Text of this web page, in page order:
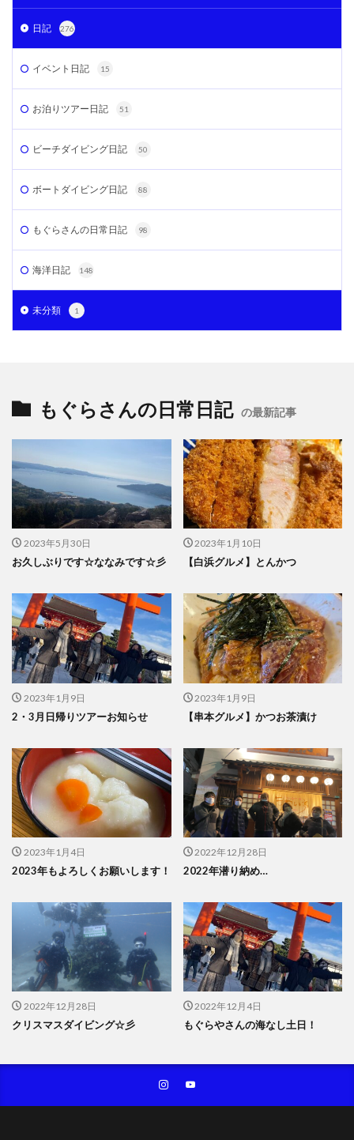
日記 276
イベント日記 15
お泊りツアー日記 51
ビーチダイビング日記 50
ボートダイビング日記 88
もぐらさんの日常日記 98
海洋日記 148
未分類 1
もぐらさんの日常日記 の最新記事
2023年5月30日
お久しぶりです☆ななみです☆彡
2023年1月10日
【白浜グルメ】とんかつ
2023年1月9日
2・3月日帰りツアーお知らせ
2023年1月9日
【串本グルメ】かつお茶漬け
2023年1月4日
2023年もよろしくお願いします！
2022年12月28日
2022年潜り納め…
2022年12月28日
クリスマスダイビング☆彡
2022年12月4日
もぐらやさんの海なし土日！